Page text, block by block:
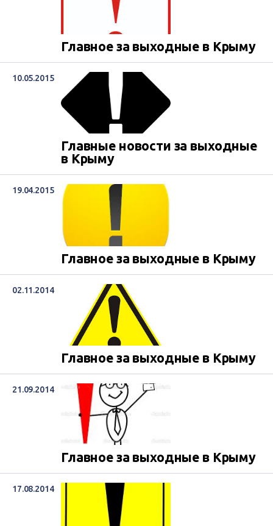
Главное за выходные в Крыму
10.05.2015
Главные новости за выходные
в Крыму
19.04.2015
Главное за выходные в Крыму
02.11.2014
Главное за выходные в Крыму
21.09.2014
Главное за выходные в Крыму
17.08.2014